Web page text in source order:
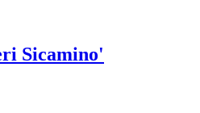
Sicamino'